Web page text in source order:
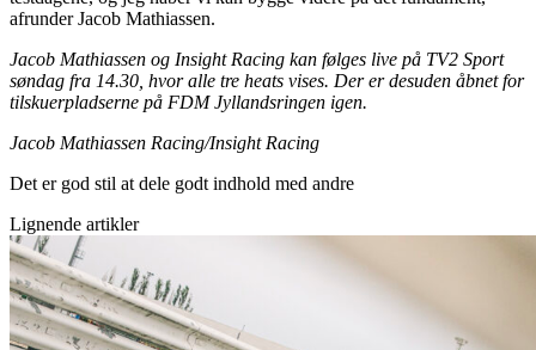
afrunder Jacob Mathiassen.
Jacob Mathiassen og Insight Racing kan følges live på TV2 Sport
søndag fra 14.30, hvor alle tre heats vises. Der er desuden åbnet for
tilskuerpladserne på FDM Jyllandsringen igen.
Jacob Mathiassen Racing/Insight Racing
Det er god stil at dele godt indhold med andre
Lignende artikler